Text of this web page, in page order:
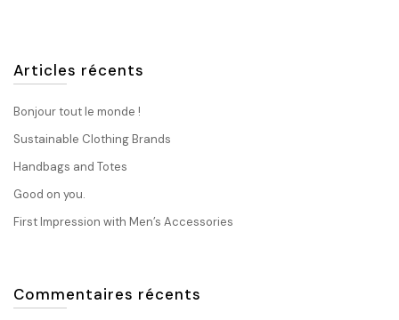
Articles récents
Bonjour tout le monde !
Sustainable Clothing Brands
Handbags and Totes
Good on you.
First Impression with Men’s Accessories
Commentaires récents